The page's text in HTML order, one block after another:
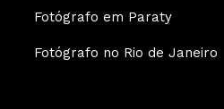
Fotógrafo em Paraty
Fotógrafo no Rio de Janeiro